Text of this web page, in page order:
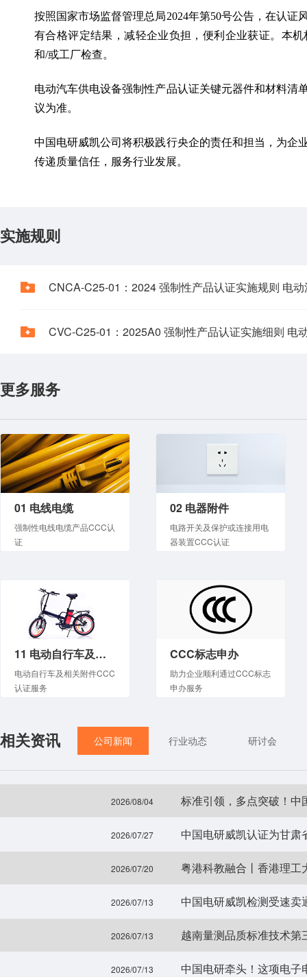
按照国家市场监督管理总局2024年第50号公告，在认
有合格评定结果，减轻企业负担，便利企业获证。本
和/或工厂检查。
电动汽车供电设备强制性产品认证关键元器件和材料清
议为准。
中国电研威凯公司将积极践行央企的责任和担当，为企
传递质量信任，服务行业发展。
实施规则
CNCA-C25-01：2024 强制性产品认证实施规则 电
CVC-C25-01：2025A0 强制性产品认证实施细则 电
更多服务
01 电线电缆
强制性电线电缆产品CCC认
证
02 电器附件
电路开关及保护或连接用电
器装置CCC认证
11 电动自行车及相关附件
电动自行车及相关附件CCC
认证服务
CCC标志申办
助力企业顺利通过CCC标志
申办服务
相关资讯 公司新闻 行业动态 研讨会
2026/08/04 标准引领，多点突破！中
2026/07/27 中国电研威凯认证为甘
2026/07/20 粤港科教融合丨香港理工
2026/07/13 中国电研威凯检测受速
2026/07/13 越南量测品质标准技术
2026/07/13 中国电研牵头！这项电